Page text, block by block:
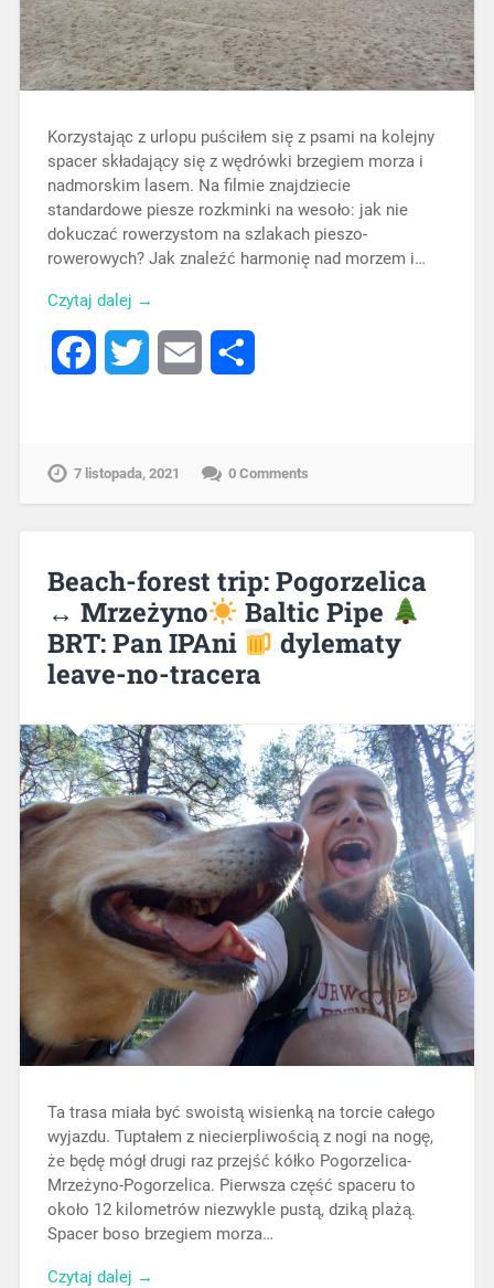
Korzystając z urlopu puściłem się z psami na kolejny
spacer składający się z wędrówki brzegiem morza i
nadmorskim lasem. Na filmie znajdziecie
standardowe piesze rozkminki na wesoło: jak nie
dokuczać rowerzystom na szlakach pieszo-
rowerowych? Jak znaleźć harmonię nad morzem i…
Czytaj dalej →
FacebookTwitter Email
7 listopada, 2021 0 Comments
Beach-forest trip: Pogorzelica
↔ Mrzeżyno
Baltic Pipe
BRT: Pan IPAni
dylematy
leave-no-tracera
Ta trasa miała być swoistą wisienką na torcie całego
wyjazdu. Tuptałem z niecierpliwością z nogi na nogę,
że będę mógł drugi raz przejść kółko Pogorzelica-
Mrzeżyno-Pogorzelica. Pierwsza część spaceru to
około 12 kilometrów niezwykle pustą, dziką plażą.
Spacer boso brzegiem morza…
Czytaj dalej →